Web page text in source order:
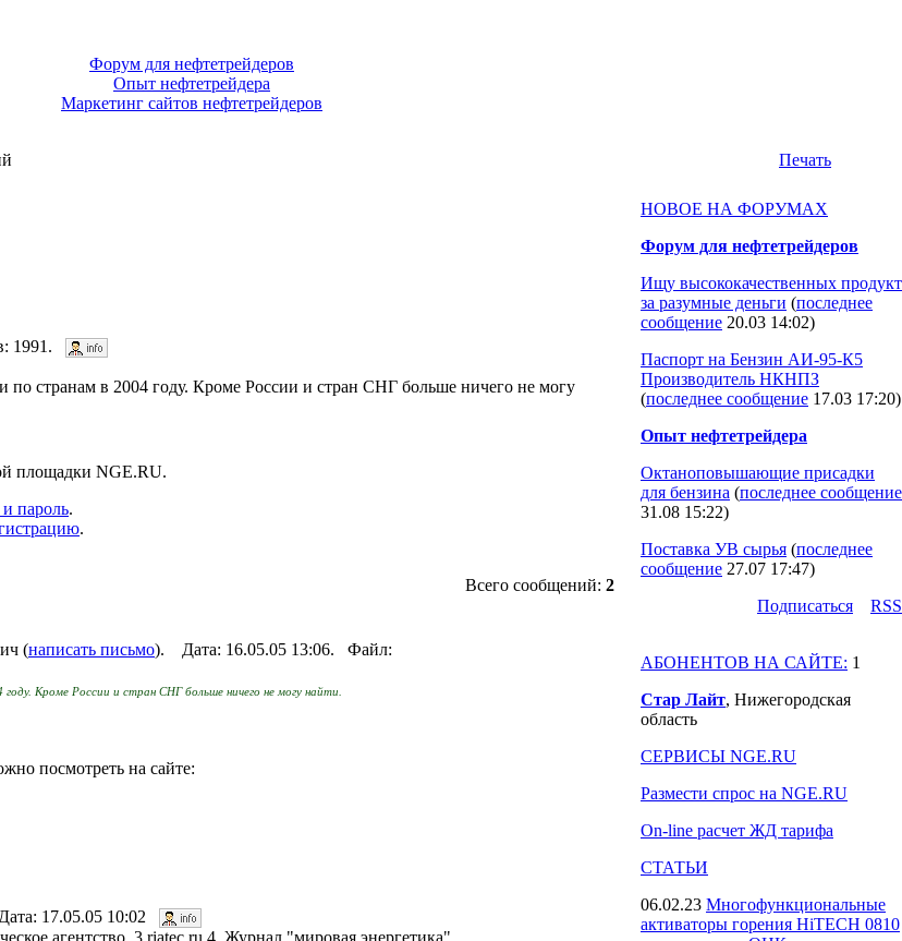
Форум для нефтетрейдеров
Опыт нефтетрейдера
Маркетинг сайтов нефтетрейдеров
Печать
1991.
странам в 2004 году. Кроме России и стран СНГ больше ничего не могу
площадки NGE.RU.
пароль.
.
Всего сообщений: 2
(написать письмо). Дата: 16.05.05 13:06. Файл:
Кроме России и стран СНГ больше ничего не могу найти.
посмотреть на сайте:
17.05.05 10:02
НОВОЕ НА ФОРУМАХ
Форум для нефтетрейдеров
Ищу высококачественных продукт
за разумные деньги (последнее
сообщение 20.03 14:02)
Паспорт на Бензин АИ-95-К5
Производитель НКНПЗ
(последнее сообщение 17.03 17:20)
Опыт нефтетрейдера
Октаноповышающие присадки
для бензина (последнее сообщение
31.08 15:22)
Поставка УВ сырья (последнее
сообщение 27.07 17:47)
Подпиcаться
RSS
АБОНЕНТОВ НА САЙТЕ: 1
Стар Лайт, Нижегородская
область
СЕРВИСЫ NGE.RU
Размести спрос на NGE.RU
On-line расчет ЖД тарифа
СТАТЬИ
06.02.23 Многофункциональные
активаторы горения HiTECH 0810